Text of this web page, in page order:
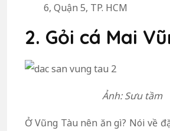
6, Quận 5, TP. HCM
2. Gỏi cá Mai
Ảnh: Sưu tầm
Ở Vũng Tàu nên ăn gì? Nói về